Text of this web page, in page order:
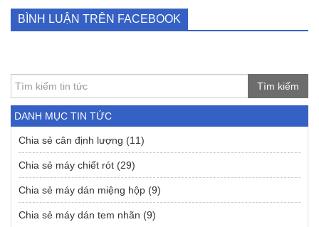
BÌNH LUẬN TRÊN FACEBOOK
Tìm kiếm
DANH MỤC TIN TỨC
Chia sẻ cân định lượng (11)
Chia sẻ máy chiết rót (29)
Chia sẻ máy dán miệng hộp (9)
Chia sẻ máy dán tem nhãn (9)